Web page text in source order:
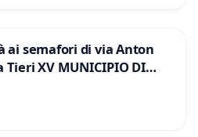
ai semafori di via Anton
XV MUNICIPIO DI